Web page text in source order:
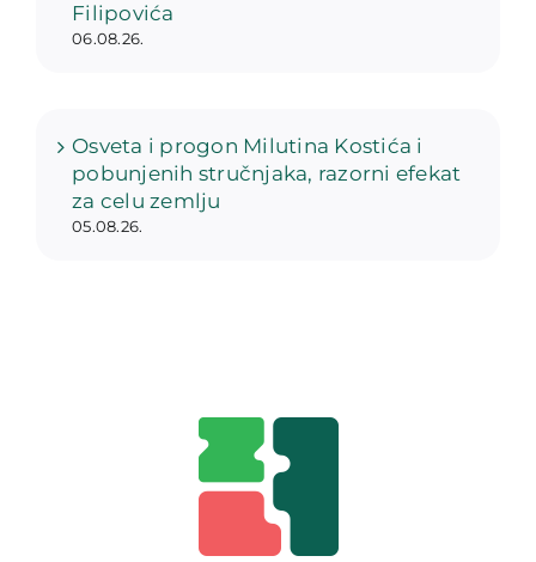
Filipovića
06.08.26.
Osveta i progon Milutina Kostića i
pobunjenih stručnjaka, razorni efekat
za celu zemlju
05.08.26.